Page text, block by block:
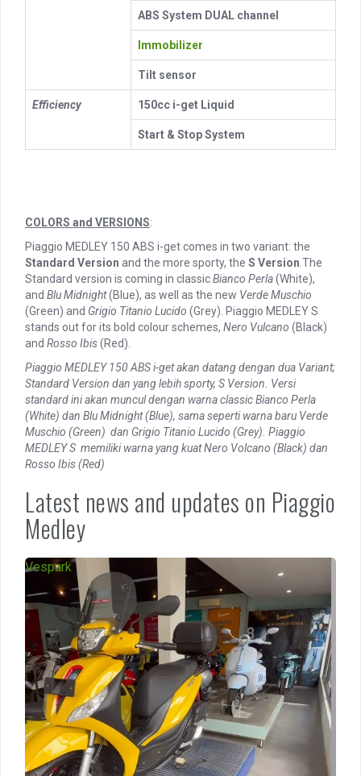
ABS System DUAL channel
Immobilizer
Tilt sensor
Efficiency 150cc i-get Liquid
Start & Stop System
COLORS and VERSIONS:
Piaggio MEDLEY 150 ABS i-get comes in two variant: the
Standard Version and the more sporty, the S Version .The
Standard version is coming in classicBianco Perla(White),
and Blu Midnight(Blue), as well as the new Verde Muschio
(Green) and Grigio Titanio Lucido (Grey). Piaggio MEDLEY S
stands out for its bold colour schemes, Nero Vulcano (Black)
and Rosso Ibis(Red).
Piaggio MEDLEY 150 ABS i-get akan datang dengan dua Variant;
Standard Version dan yang lebih sporty, S Version. Versi
standard ini akan muncul dengan warna classic Bianco Perla
(White) dan Blu Midnight (Blue), sama seperti warna baru Verde
Muschio (Green) dan Grigio Titanio Lucido (Grey). Piaggio
MEDLEY S memiliki warna yang kuat Nero Volcano (Black) dan
Rosso Ibis (Red)
Latest news and updates on Piaggio
Medley
Piaggio
Medley
S
hadir
di
dealer
resmi
Piaggio
Vespa
Vespark